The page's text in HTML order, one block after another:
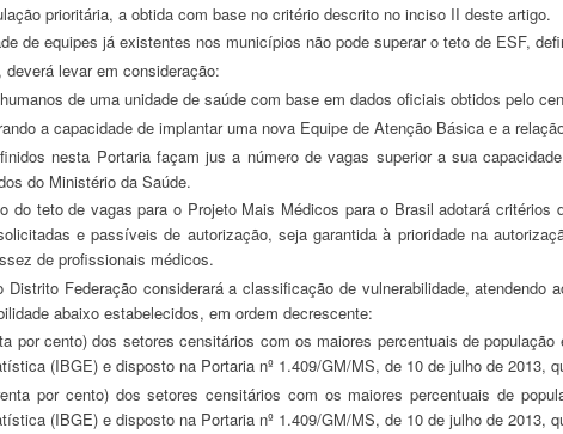
prioritária, a obtida com base no critério descrito no inciso II deste artigo.
de equipes já existentes nos municípios não pode superar o teto de ESF,
deverá levar em consideração:
de uma unidade de saúde com base em dados oficiais obtidos pelo
a capacidade de implantar uma nova Equipe de Atenção Básica e a
do Ministério da Saúde.
e passíveis de autorização, seja garantida à prioridade na
de profissionais médicos.
abaixo estabelecidos, em ordem decrescente:
(IBGE) e disposto na Portaria nº 1.409/GM/MS, de 10 de julho de 2013,
(IBGE) e disposto na Portaria nº 1.409/GM/MS, de 10 de julho de 2013,